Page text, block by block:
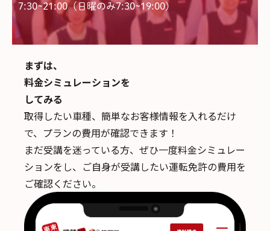
7:30~21:00（日曜のみ7:30~19:00)
まずは、
料金シミュレーションを
してみる
取得したい車種、簡単なお客様情報を入れるだけ
で、 プランの費用が確認できます！
まだ受講を迷っている方、ぜひ一度料金シミュレー
ションをし、ご自身が受講したい運転免許の費用を
ご確認ください。